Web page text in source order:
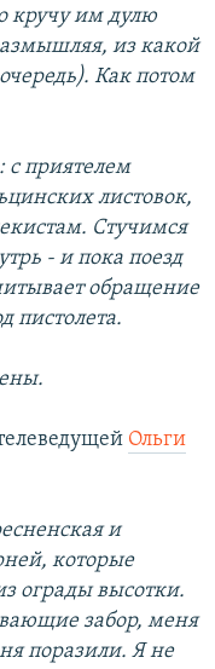
кручу им дулю
из какой
Как потом
с приятелем
листовок,
Стучимся
- и пока поезд
обращение
пистолета.
Ольги
и
которые
ограды высотки.
забор, меня
поразили. Я не